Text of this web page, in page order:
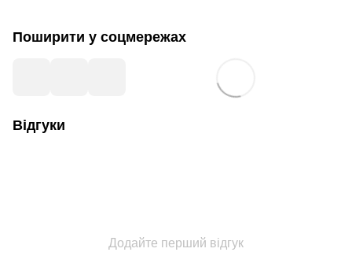
Поширити у соцмережах
Відгуки
Додайте перший відгук